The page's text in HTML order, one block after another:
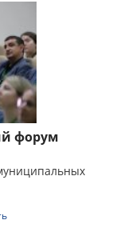
форум